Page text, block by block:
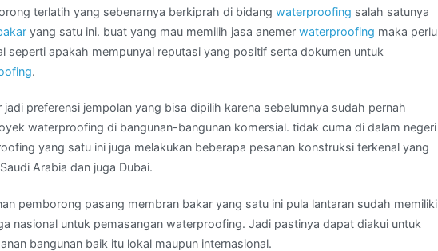
terlatih yang sebenarnya berkiprah di bidang waterproofing salah satunya
yang satu ini. buat yang mau memilih jasa anemer waterproofing maka perlu
seperti apakah mempunyai reputasi yang positif serta dokumen untuk
.
jadi preferensi jempolan yang bisa dipilih karena sebelumnya sudah pernah
waterproofing di bangunan-bangunan komersial. tidak cuma di dalam negeri
yang satu ini juga melakukan beberapa pesanan konstruksi terkenal yang
Arabia dan juga Dubai.
pemborong pasang membran bakar yang satu ini pula lantaran sudah memiliki
nasional untuk pemasangan waterproofing. Jadi pastinya dapat diakui untuk
bangunan baik itu lokal maupun internasional.